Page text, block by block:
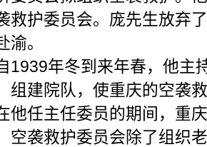
救护委员会。庞先生放弃
渝。
年冬到来年春，他主持
组建院队，使重庆的空袭
任主任委员的期间，重庆
空袭救护委员会除了组织